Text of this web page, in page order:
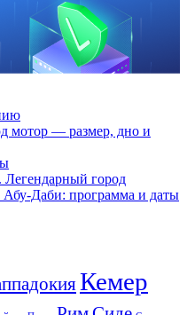
мотор — размер, дно и
Легендарный город
Даби: программа и даты
Кемер